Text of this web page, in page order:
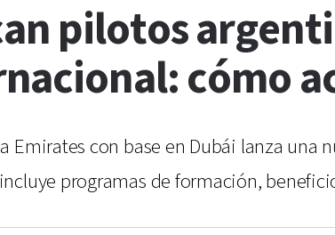
pilotos
cómo
Emirates con base en Dubái lanza una
programas de formación,